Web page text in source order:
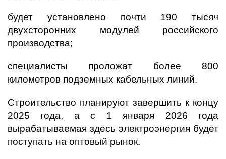
будет установлено почти 190 тысяч
двухсторонних модулей российского
производства;
специалисты проложат более 800
километров подземных кабельных линий.
Строительство планируют завершить к концу
2025 года, а с 1 января 2026 года
вырабатываемая здесь электроэнергия будет
поступать на оптовый рынок.